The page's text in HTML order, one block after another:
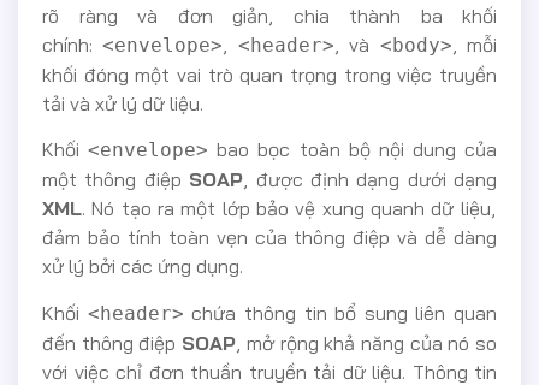
rõ ràng và đơn giản, chia thành ba khối
chính:<envelope> <header> , và <body> , mỗi
khối đóng một vai trò quan trọng trong việc truyền
tải và xử lý dữ liệu.
Khối<envelope> bao bọc toàn bộ nội dung của
một thông điệp SOAP, được định dạng dưới dạng
XML. Nó tạo ra một lớp bảo vệ xung quanh dữ liệu,
đảm bảo tính toàn vẹn của thông điệp và dễ dàng
xử lý bởi các ứng dụng.
Khối <header> chứa thông tin bổ sung liên quan
đến thông điệp SOAP , mở rộng khả năng của nó so
với việc chỉ đơn thuần truyền tải dữ liệu. Thông tin